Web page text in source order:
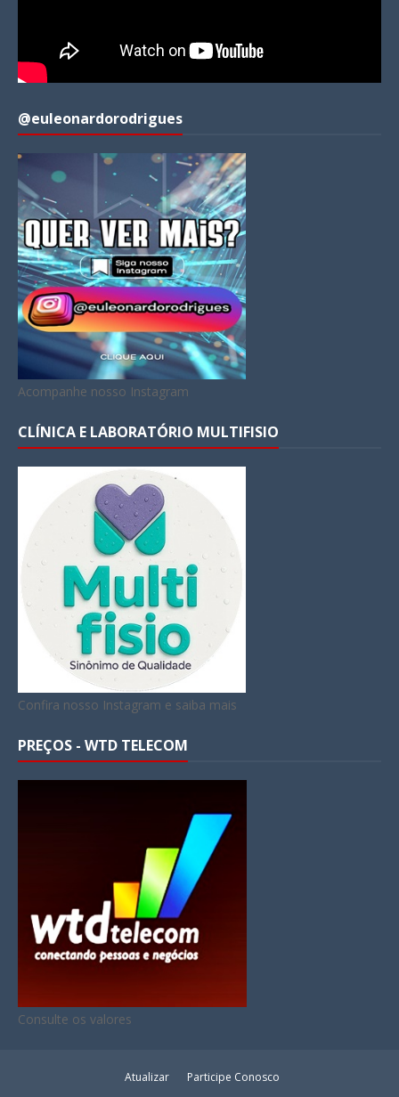
@euleonardorodrigues
Acompanhe nosso Instagram
CLÍNICA E LABORATÓRIO MULTIFISIO
Confira nosso Instagram e saiba mais
PREÇOS - WTD TELECOM
Consulte os valores
Atualizar Participe Conosco